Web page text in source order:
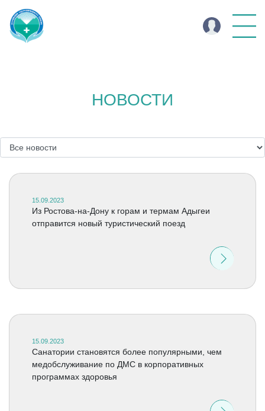
НОВОСТИ
15.09.2023
Из Ростова-на-Дону к горам и термам Адыгеи
отправится новый туристический поезд
15.09.2023
Санатории становятся более популярными, чем
медобслуживание по ДМС в корпоративных
программах здоровья